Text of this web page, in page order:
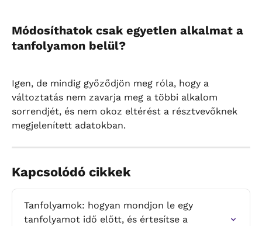
Módosíthatok csak egyetlen alkalmat a
tanfolyamon belül?
Igen, de mindig győződjön meg róla, hogy a
változtatás nem zavarja meg a többi alkalom
sorrendjét, és nem okoz eltérést a résztvevőknek
megjelenített adatokban.
Kapcsolódó cikkek
Tanfolyamok: hogyan mondjon le egy
tanfolyamot idő előtt, és értesítse a